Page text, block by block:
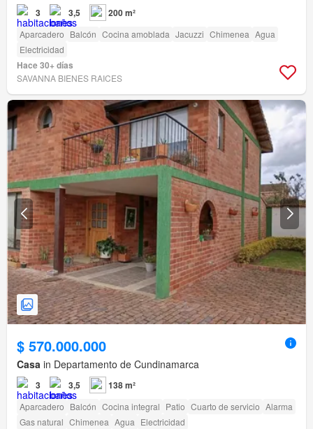
3 3,5 200 m²
Aparcadero Balcón Cocina amoblada Jacuzzi Chimenea Agua
Electricidad
Hace 30+ días
SAVANNA BIENES RAICES
$ 570.000.000
Casa in Departamento de Cundinamarca
3 3,5 138 m²
Aparcadero Balcón Cocina integral Patio Cuarto de servicio Alarma
Gas natural Chimenea Agua Electricidad